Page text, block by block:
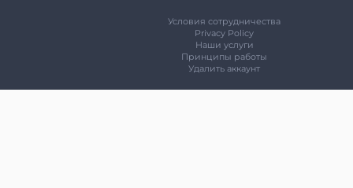
Условия сотрудничества
Privacy Policy
Наши услуги
Принципы работы
Удалить аккаунт